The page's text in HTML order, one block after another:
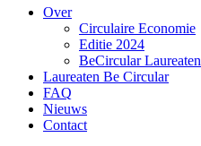
Over
Circulaire Economie
Editie 2024
BeCircular Laureaten
Laureaten Be Circular
FAQ
Nieuws
Contact